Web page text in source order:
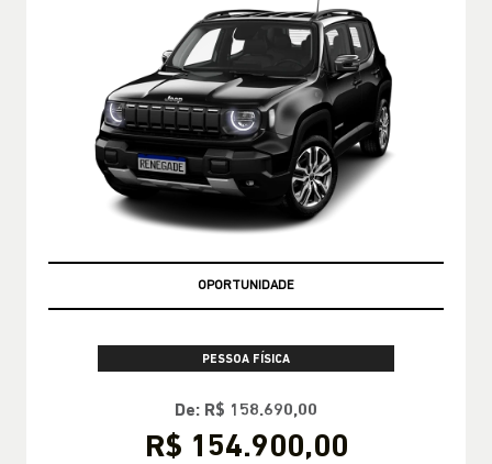
OPORTUNIDADE
PESSOA FÍSICA
De: R$ 158.690,00
R$ 154.900,00